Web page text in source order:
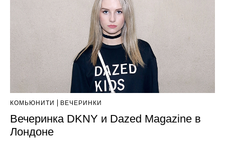
КОМЬЮНИТИ ВЕЧЕРИНКИ
Вечеринка DKNY и Dazed Magazine в
Лондоне